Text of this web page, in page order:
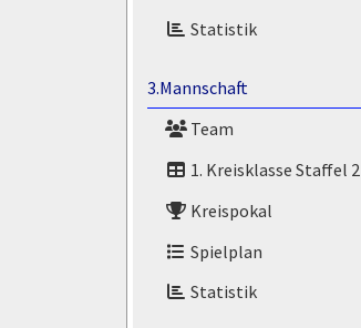
Statistik
3.Mannschaft
Team
1. Kreisklasse Staffel 2
Kreispokal
Spielplan
Statistik